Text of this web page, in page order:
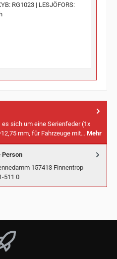
RG1023 | LESJÖFORS:
sich um eine Serienfeder (1x
mm, für Fahrzeuge mit… Mehr
Person
157413 Finnentrop
511 0